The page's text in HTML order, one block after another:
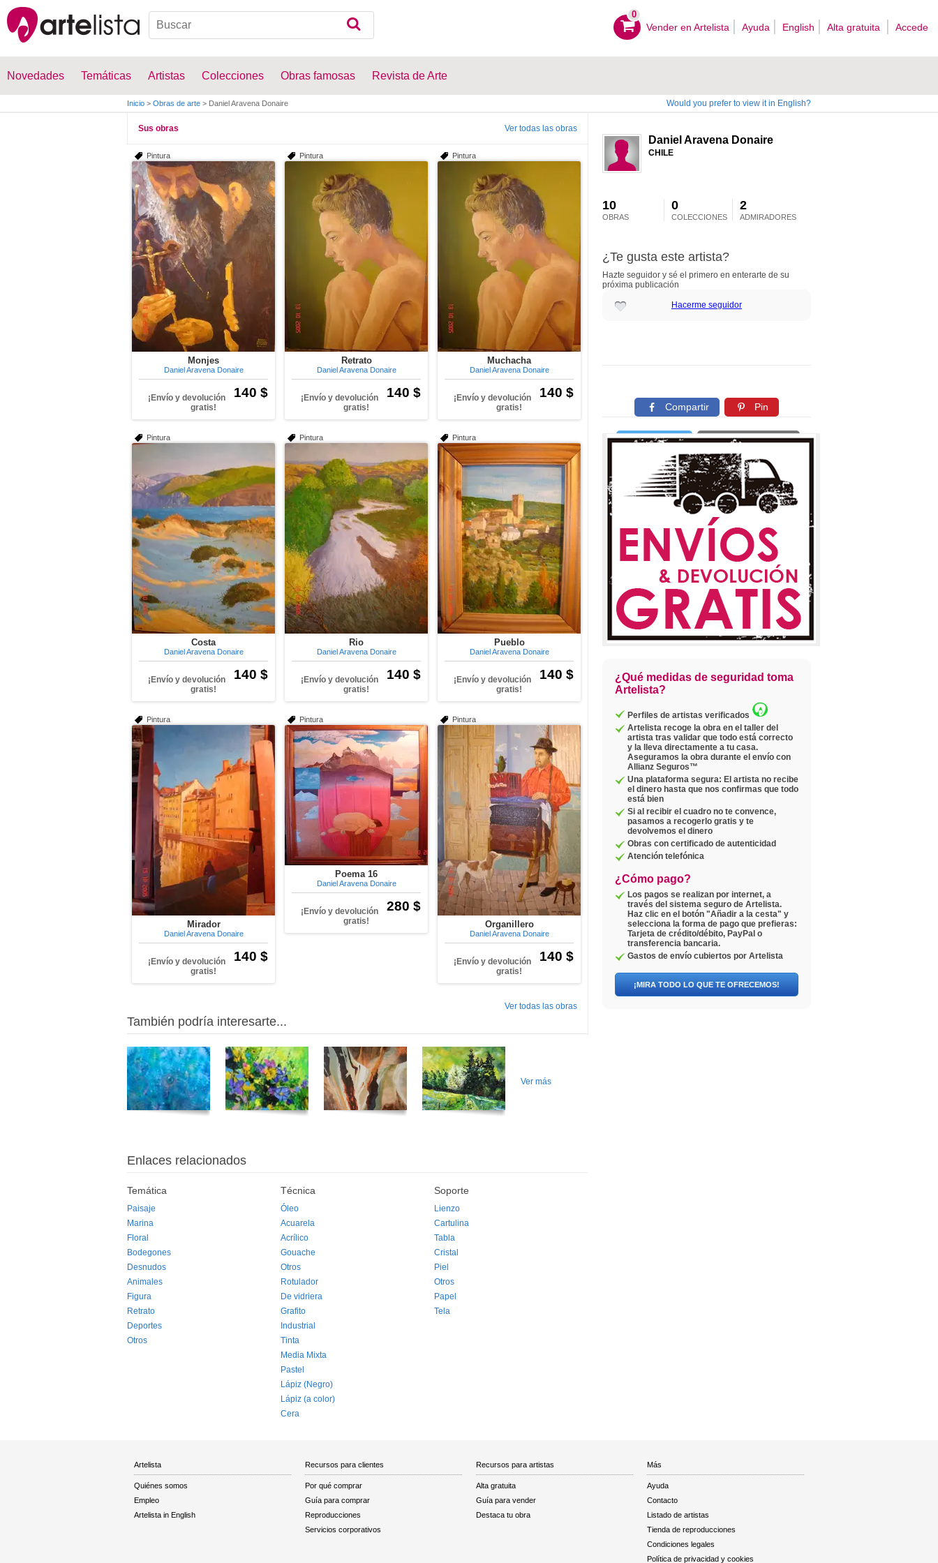
0
Vender en Artelista Ayuda English Alta gratuita Accede
Novedades Temáticas Artistas Colecciones Obras famosas Revista de Arte
Inicio > Obras de arte > Daniel Aravena Donaire Would you prefer to view it in English?
Daniel Aravena Donaire
CHILE
10
OBRAS
0
COLECCIONES
2
ADMIRADORES
¿Te gusta este artista?
Hazte seguidor y sé el primero en enterarte de su
próxima publicación
Hacerme seguidor
Compartir Pin
Twittear Copiar enlace
¿Qué medidas de seguridad toma
Artelista?
Perfiles de artistas verificados
Artelista recoge la obra en el taller del
artista tras validar que todo está correcto
y la lleva directamente a tu casa.
Aseguramos la obra durante el envío con
Allianz Seguros™
Una plataforma segura: El artista no recibe
el dinero hasta que nos confirmas que todo
está bien
Si al recibir el cuadro no te convence,
pasamos a recogerlo gratis y te
devolvemos el dinero
Obras con certificado de autenticidad
Atención telefónica
¿Cómo pago?
Los pagos se realizan por internet, a
través del sistema seguro de Artelista.
Haz clic en el botón "Añadir a la cesta" y
selecciona la forma de pago que prefieras:
Tarjeta de crédito/débito, PayPal o
transferencia bancaria.
Gastos de envío cubiertos por Artelista
¡MIRA TODO LO QUE TE OFRECEMOS!
Sus obras Ver todas las obras
Pintura
Monjes
Daniel Aravena Donaire
140 $
¡Envío y devolución
gratis!
Pintura
Retrato
Daniel Aravena Donaire
140 $
¡Envío y devolución
gratis!
Pintura
Muchacha
Daniel Aravena Donaire
140 $
¡Envío y devolución
gratis!
Pintura
Costa
Daniel Aravena Donaire
140 $
¡Envío y devolución
gratis!
Pintura
Rio
Daniel Aravena Donaire
140 $
¡Envío y devolución
gratis!
Pintura
Pueblo
Daniel Aravena Donaire
140 $
¡Envío y devolución
gratis!
Pintura
Mirador
Daniel Aravena Donaire
140 $
¡Envío y devolución
gratis!
Pintura
Poema 16
Daniel Aravena Donaire
280 $
¡Envío y devolución
gratis!
Pintura
Organillero
Daniel Aravena Donaire
140 $
¡Envío y devolución
gratis!
Ver todas las obras
También podría interesarte...
Ver más
Enlaces relacionados
Temática
Paisaje
Marina
Floral
Bodegones
Desnudos
Animales
Figura
Retrato
Deportes
Otros
Técnica
Óleo
Acuarela
Acrílico
Gouache
Otros
Rotulador
De vidriera
Grafito
Industrial
Tinta
Media Mixta
Pastel
Lápiz (Negro)
Lápiz (a color)
Cera
Soporte
Lienzo
Cartulina
Tabla
Cristal
Piel
Otros
Papel
Tela
Artelista
Quiénes somos
Empleo
Artelista in English
Recursos para clientes
Por qué comprar
Guía para comprar
Reproducciones
Servicios corporativos
Recursos para artistas
Alta gratuita
Guía para vender
Destaca tu obra
Más
Ayuda
Contacto
Listado de artistas
Tienda de reproducciones
Condiciones legales
Política de privacidad y cookies